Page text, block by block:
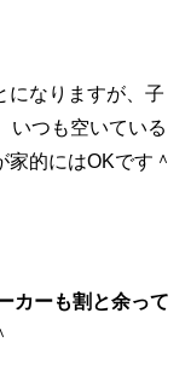
になりますが、子
いつも空いている
家的にはOKです＾
カーも割と余って